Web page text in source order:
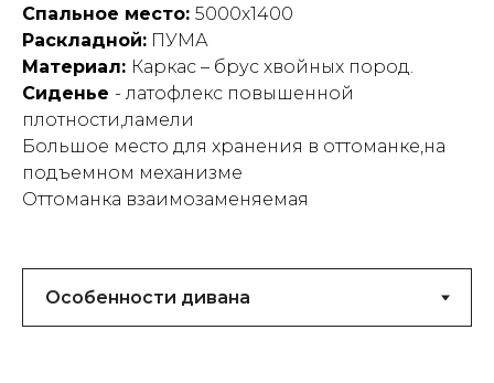
Спальное место: 5000х1400
Раскладной: ПУМА
Материал: Каркас – брус хвойных пород.
Сиденье - латофлекс повышенной
плотности,ламели
Большое место для хранения в оттоманке,на
подъемном механизме
Оттоманка взаимозаменяемая